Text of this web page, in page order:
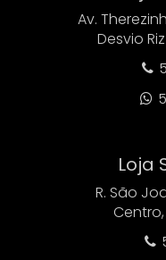
Av.
Desvio


Loja
R. São
